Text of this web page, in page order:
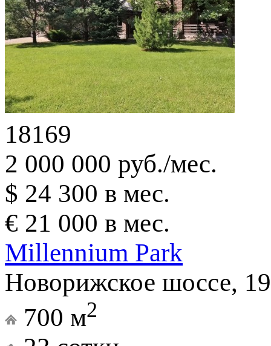
18169
2 000 000 руб./мес.
$ 24 300 в мес.
€ 21 000 в мес.
Millennium Park
Новорижское шоссе,
700 м2